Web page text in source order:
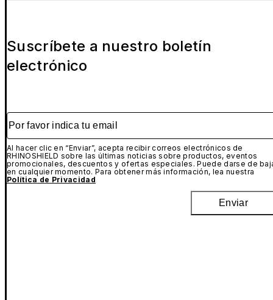
Suscríbete a nuestro boletín
electrónico
Por favor indica tu email
Al hacer clic en “Enviar”, acepta recibir correos electrónicos de
RHINOSHIELD sobre las últimas noticias sobre productos, eventos
promocionales, descuentos y ofertas especiales. Puede darse de
en cualquier momento. Para obtener más información, lea nuestra
Política de Privacidad
Enviar